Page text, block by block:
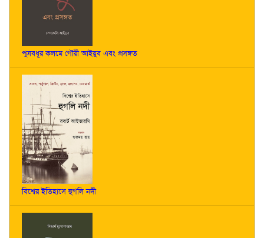
পুত্রবধূর কলমে গৌরী আইয়ুব এবং প্রসঙ্গত
বিশ্বের ইতিহাসে হুগলি নদী